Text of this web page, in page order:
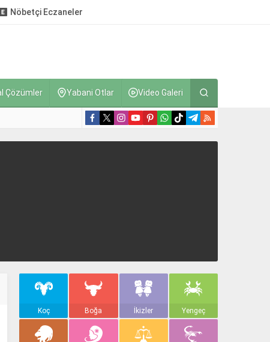
Nöbetçi Eczaneler
Çözümler Yabani Otlar Video Galeri
Koç Boğa İkizler Yengeç